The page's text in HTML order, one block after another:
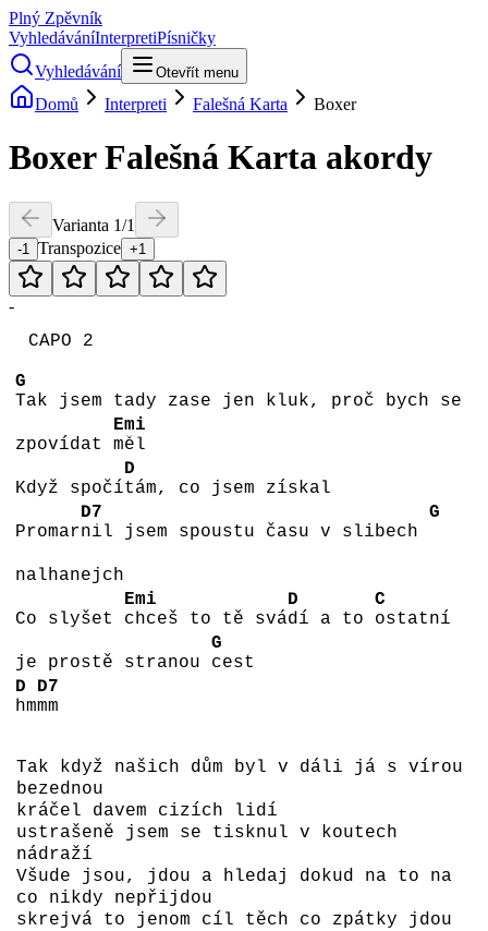
Plný Zpěvník
VyhledáváníInterpretiPísničky
Vyhledávání
Otevřít menu
Domů Interpreti Falešná Karta Boxer
Boxer Falešná Karta akordy
Varianta 1/1
-1 Transpozice +1
-
CAPO 2
G
Tak jsem tady zase jen kluk, proč bych se
zpovídat
Emi
měl
Když spočí
D
tám, co jsem získal
Promar
D7
nil jsem spoustu času v slibech
G
nalhanejch
Co slyšet
Emi
chceš to tě svá
D
dí a to
C
ostatní
je prostě stranou
G
cest
D
hm
D7
mm
Tak když našich dům byl v dáli já s vírou
bezednou
kráčel davem cizích lidí
ustrašeně jsem se tisknul v koutech
nádraží
Všude jsou, jdou a hledaj dokud na to na
co nikdy nepřijdou
skrejvá to jenom cíl těch co zpátky jdou